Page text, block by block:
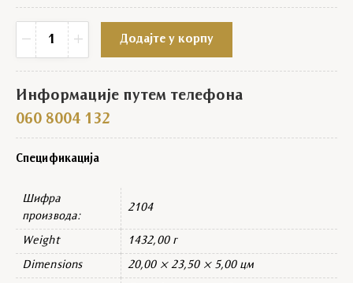
−
Триптих метални ливени дрво Свети Никола quantity
+ Додајте у корпу
Информације путем телефона
060 8004 132
Спецификација
Шифра
производа:
2104
Weight 1432,00 г
Dimensions 20,00 × 23,50 × 5,00 цм